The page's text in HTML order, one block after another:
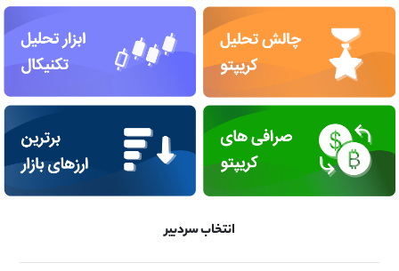
انتخاب سردبیر